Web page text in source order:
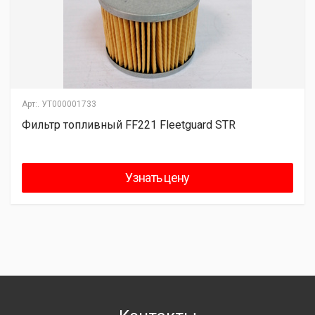
Арт:. УТ000001733
Фильтр топливный FF221 Fleetguard STR
Узнать цену